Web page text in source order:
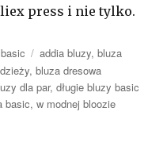
press i nie tylko.
Tagi
addia bluzy,bluza
,bluza dresowa
dla par,długie bluzy basic
basic,w modnej bloozie